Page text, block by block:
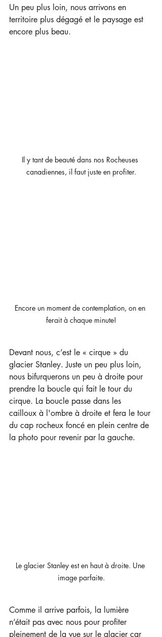
Un peu plus loin, nous arrivons en
territoire plus dégagé et le paysage est
encore plus beau.
Il y tant de beauté dans nos Rocheuses
canadiennes, il faut juste en profiter.
Encore un moment de contemplation, on en
ferait à chaque minute!
Devant nous, c’est le « cirque » du
glacier Stanley. Juste un peu plus loin,
nous bifurquerons un peu à droite pour
prendre la boucle qui fait le tour du
cirque. La boucle passe dans les
cailloux à l'ombre à droite et fera le tour
du cap rocheux foncé en plein centre de
la photo pour revenir par la gauche.
Le glacier Stanley est en haut à droite. Une
image parfaite.
Comme il arrive parfois, la lumière
n’était pas avec nous pour profiter
pleinement de la vue sur le glacier car